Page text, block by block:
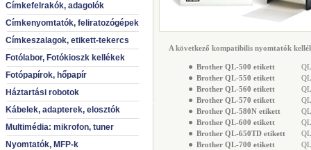
Címkefelrakók, adagolók
Címkenyomtatók, feliratozógépek
Címkeszalagok, etikett-tekercs
Fotólabor, Fotókioszk kellékek
Fotópapírok, hőpapír
Háztartási robotok
Kábelek, adapterek, elosztók
Multimédia: mikrofon, tuner
Nyomtatók, MFP-k
A következő kompatibilis nyomtatók
● Brother QL-500 etikett
● Brother QL-550 etikett
● Brother QL-560 etikett
● Brother QL-570 etikett
● Brother QL-580N etikett
● Brother QL-600 etikett
● Brother QL-650TD etikett
● Brother QL-700 etikett